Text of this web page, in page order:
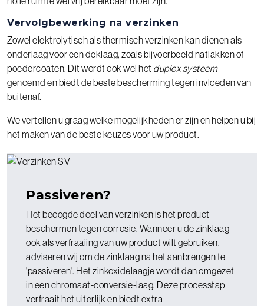
Vervolgbewerking na verzinken
Zowel elektrolytisch als thermisch verzinken kan dienen als
onderlaag voor een deklaag, zoals bijvoorbeeld natlakken of
poedercoaten. Dit wordt ook wel het duplex systeem
genoemd en biedt de beste bescherming tegen invloeden van
buitenaf.
We vertellen u graag welke mogelijkheden er zijn en helpen u bij
het maken van de beste keuzes voor uw product.
Passiveren?
Het beoogde doel van verzinken is het product
beschermen tegen corrosie. Wanneer u de zinklaag
ook als verfraaiing van uw product wilt gebruiken,
adviseren wij om de zinklaag na het aanbrengen te
'passiveren'. Het zinkoxidelaagje wordt dan omgezet
in een chromaat-conversie-laag. Deze processtap
verfraait het uiterlijk en biedt extra